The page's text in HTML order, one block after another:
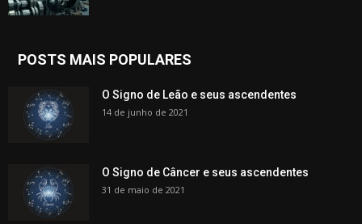
POSTS MAIS POPULARES
O Signo de Leão e seus ascendentes
14 de junho de 2021
O Signo de Câncer e seus ascendentes
31 de maio de 2021